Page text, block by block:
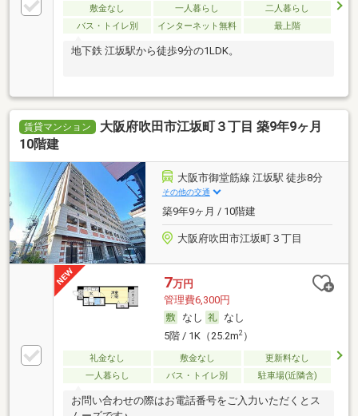
敷金なし 一人暮らし
二人暮らし
バス・トイレ別
インターネット無料 最上階
地下鉄 江坂駅から徒歩9分の1LDK。
賃貸マンション
大阪府吹田市江坂町３丁目 築9年9ヶ月
10階建
大阪市御堂筋線 江坂駅 徒歩8分
その他の交通
築9年9ヶ月 / 10階建
大阪府吹田市江坂町３丁目
7万円
管理費6,300円
なし
なし
5階 / 1K（25.2m2）
礼金なし 敷金なし
更新料なし
一人暮らし
バス・トイレ別 駐車場(近隣含)
お問い合わせの際はお電話番号をご入力いただくとス